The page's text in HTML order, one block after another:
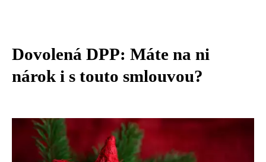
Dovolená DPP: Máte na ni
nárok i s touto smlouvou?